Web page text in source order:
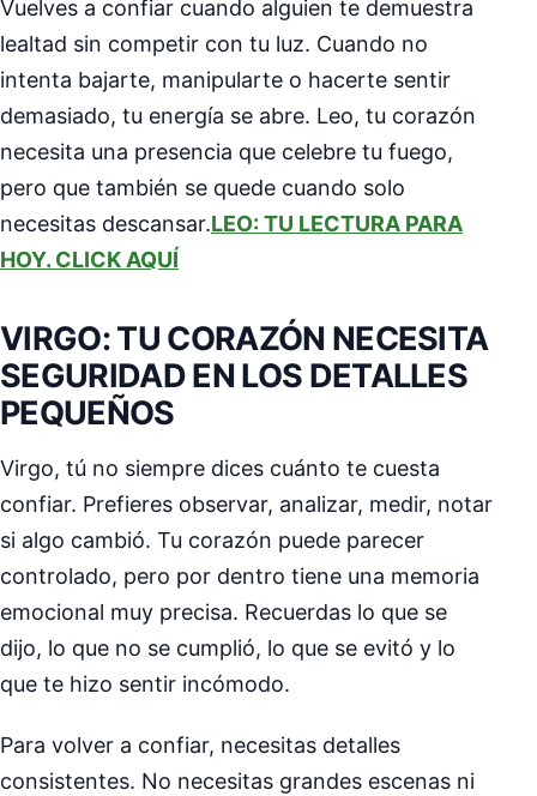
Vuelves a confiar cuando alguien te demuestra
lealtad sin competir con tu luz. Cuando no
intenta bajarte, manipularte o hacerte sentir
demasiado, tu energía se abre. Leo, tu corazón
necesita una presencia que celebre tu fuego,
pero que también se quede cuando solo
necesitas descansar.LEO: TU LECTURA PARA
HOY. CLICK AQUÍ
VIRGO: TU CORAZÓN NECESITA
SEGURIDAD EN LOS DETALLES
PEQUEÑOS
Virgo, tú no siempre dices cuánto te cuesta
confiar. Prefieres observar, analizar, medir, notar
si algo cambió. Tu corazón puede parecer
controlado, pero por dentro tiene una memoria
emocional muy precisa. Recuerdas lo que se
dijo, lo que no se cumplió, lo que se evitó y lo
que te hizo sentir incómodo.
Para volver a confiar, necesitas detalles
consistentes. No necesitas grandes escenas ni